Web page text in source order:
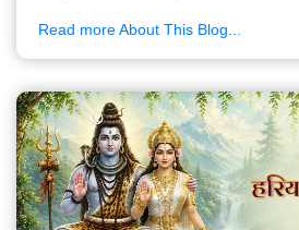
Read more About This Blog...